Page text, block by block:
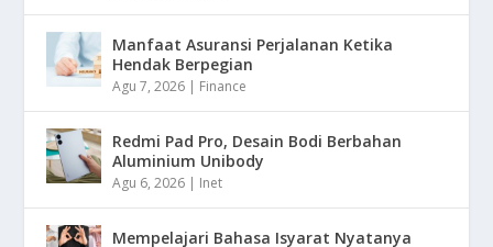
Manfaat Asuransi Perjalanan Ketika
Hendak Berpegian
Agu 7, 2026 | Finance
Redmi Pad Pro, Desain Bodi Berbahan
Aluminium Unibody
Agu 6, 2026 | Inet
Mempelajari Bahasa Isyarat Nyatanya